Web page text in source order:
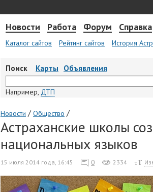
Новости Работа Форум Справка
Каталог сайтов Рейтинг сайтов История
Поиск Карты Объявления
Например, ДТП
Новости / Общество /
Астраханские школы
национальных языков
15 июля 2014 года, 16:45 0 2334